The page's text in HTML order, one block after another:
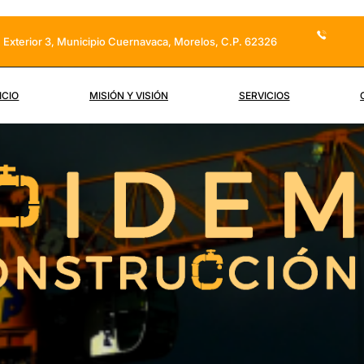
Exterior 3, Municipio Cuernavaca, Morelos, C.P. 62326
MISIÓN Y VISIÓN SERVICIOS